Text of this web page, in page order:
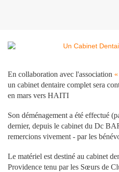
En collaboration avec l'association
un cabinet dentaire complet sera
en mars vers HAITI
Son déménagement a été effectué
dernier, depuis le cabinet du Dc
remercions vivement - par les
Le matériel est destiné au cabinet
Providence tenu par les Sœurs de